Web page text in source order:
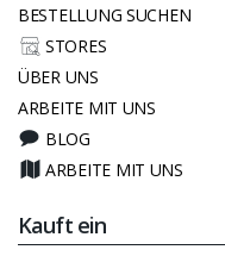
BESTELLUNG SUCHEN
STORES
ÜBER UNS
ARBEITE MIT UNS
BLOG
ARBEITE MIT UNS
Kauft ein